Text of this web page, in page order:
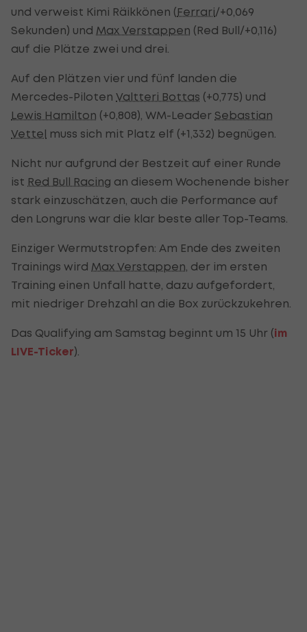
und verweist Kimi Räikkönen (Ferrari/+0,069
Sekunden) und Max Verstappen (Red Bull/+0,116)
auf die Plätze zwei und drei.
Auf den Plätzen vier und fünf landen die
Mercedes-Piloten Valtteri Bottas (+0,775) und
Lewis Hamilton (+0,808), WM-Leader Sebastian
Vettel muss sich mit Platz elf (+1,332) begnügen.
Nicht nur aufgrund der Bestzeit auf einer Runde
ist Red Bull Racing an diesem Wochenende bisher
stark einzuschätzen, auch die Performance auf
den Longruns war die klar beste aller Top-Teams.
Einziger Wermutstropfen: Am Ende des zweiten
Trainings wird Max Verstappen , der im ersten
Training einen Unfall hatte, dazu aufgefordert,
mit niedriger Drehzahl an die Box zurückzukehren.
Das Qualifying am Samstag beginnt um 15 Uhr (im
LIVE-Ticker).